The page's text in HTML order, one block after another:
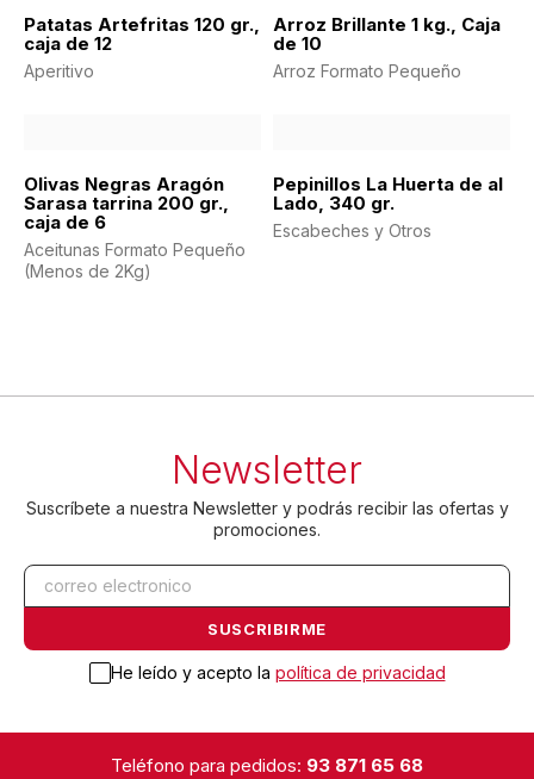
Patatas Artefritas 120 gr.,
caja de 12
Aperitivo
Arroz Brillante 1 kg., Caja
de 10
Arroz Formato Pequeño
Olivas Negras Aragón
Sarasa tarrina 200 gr.,
caja de 6
Aceitunas Formato Pequeño
(Menos de 2Kg)
Pepinillos La Huerta de al
Lado, 340 gr.
Escabeches y Otros
Newsletter
Suscríbete a nuestra Newsletter y podrás recibir las ofertas y
promociones.
He leído y acepto la política de privacidad
Teléfono para pedidos: 93 871 65 68